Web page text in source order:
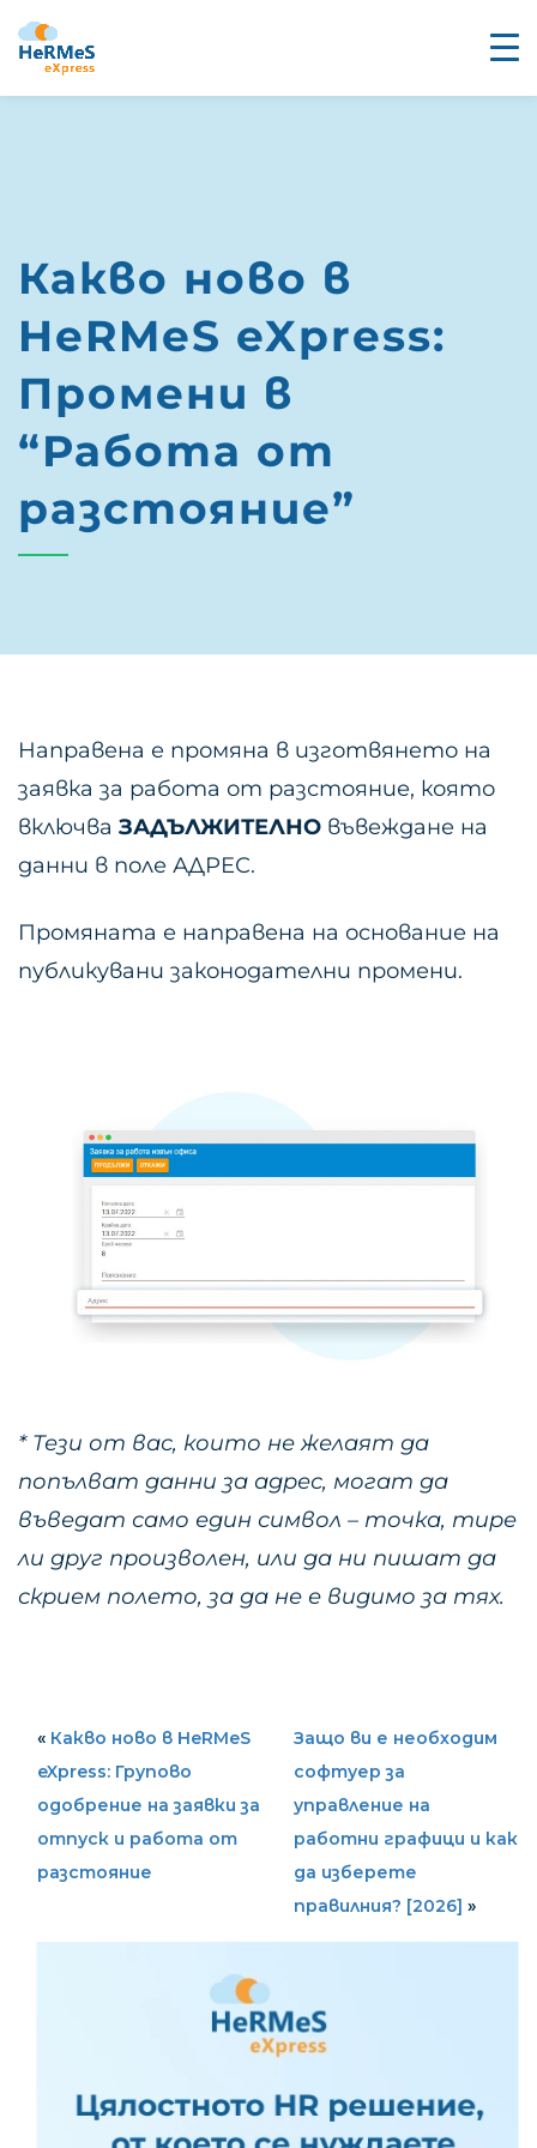
Какво ново в
HeRMeS eXpress:
Промени в
“Работа от
разстояние”
Направена е промяна в изготвянето на
заявка за работа от разстояние, която
включва ЗАДЪЛЖИТЕЛНО въвеждане на
данни в поле АДРЕС.
Промяната е направена на основание на
публикувани законодателни промени.
* Тези от вас, които не желаят да
попълват данни за адрес, могат да
въведат само един символ – точка, тире
ли друг произволен, или да ни пишат да
скрием полето, за да не е видимо за тях.
« Какво ново в HeRMeS
eXpress: Групово
одобрение на заявки за
отпуск и работа от
разстояние
Защо ви е необходим
софтуер за
управление на
работни графици и как
да изберете
правилния? [2026] »